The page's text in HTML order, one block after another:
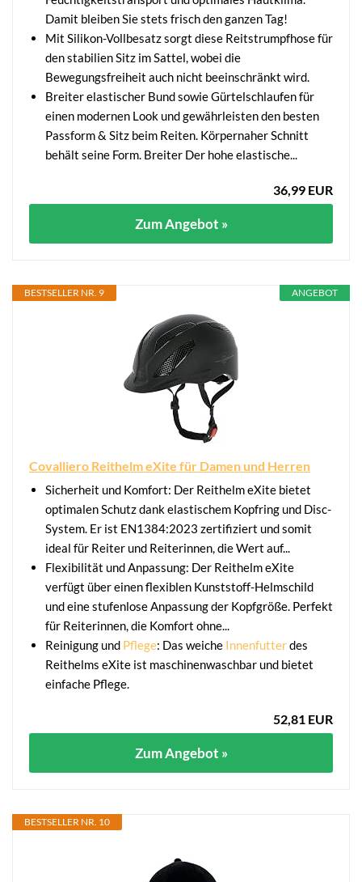
Damit bleiben Sie stets frisch den ganzen Tag!
Mit Silikon-Vollbesatz sorgt diese Reitstrumpfhose für
den stabilien Sitz im Sattel, wobei die
Bewegungsfreiheit auch nicht beeinschränkt wird.
Breiter elastischer Bund sowie Gürtelschlaufen für
einen modernen Look und gewährleisten den besten
Passform & Sitz beim Reiten. Körpernaher Schnitt
behält seine Form. Breiter Der hohe elastische...
36,99 EUR
Zum Angebot »
ANGEBOT
BESTSELLER NR. 9
Covalliero Reithelm eXite für Damen und Herren
Sicherheit und Komfort: Der Reithelm eXite bietet
optimalen Schutz dank elastischem Kopfring und Disc-
System. Er ist EN1384:2023 zertifiziert und somit
ideal für Reiter und Reiterinnen, die Wert auf...
Flexibilität und Anpassung: Der Reithelm eXite
verfügt über einen flexiblen Kunststoff-Helmschild
und eine stufenlose Anpassung der Kopfgröße. Perfekt
für Reiterinnen, die Komfort ohne...
Reinigung und Pflege: Das weiche Innenfutterdes
Reithelms eXite ist maschinenwaschbar und bietet
einfache Pflege.
52,81 EUR
Zum Angebot »
BESTSELLER NR. 10